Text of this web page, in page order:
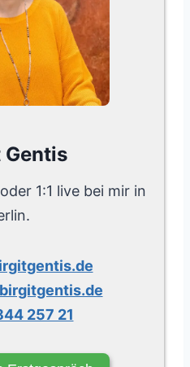
1:1 live bei mir in
257 21